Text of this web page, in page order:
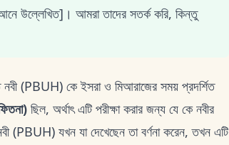
উল্লেখিত]। আমরা তাদের সতর্ক করি, কিন্তু
(PBUH) কে ইসরা ও মিআরাজের সময় প্রদর্শিত
ছিল, অর্থাৎ এটি পরীক্ষা করার জন্য যে কে নবীর
(PBUH) যখন যা দেখেছেন তা বর্ণনা করেন, তখন এটি